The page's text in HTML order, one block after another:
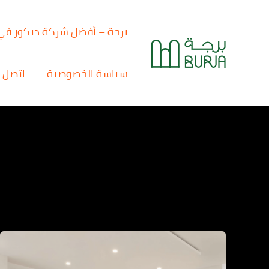
برجة – أفضل شركة ديكور
سياسة الخصوصية اتصل